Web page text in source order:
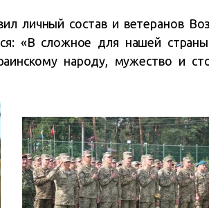
личный состав и ветеранов
«В сложное для нашей
народу, мужество и